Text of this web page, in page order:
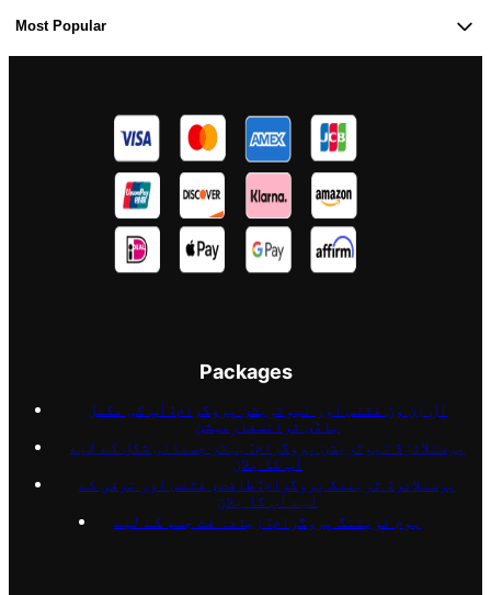
Most Popular
Packages
آل اِن وَن فٹنس اور نیوٹریشن پروگرام: آپ کی مکمل
باڈی ٹرانسفارمیشن
پرسنلائزڈ نیوٹریشن پروگرام: بہتر جسمانی شکل کے لیے
آپ کا پلان
پرسنلائزڈ ٹریننگ پروگرام: طاقت، فٹنس اور ترقی کے
لیے آپ کا پلان
ہوم ٹریننگ پروگرام: زیادہ فٹ جسم کے لیے